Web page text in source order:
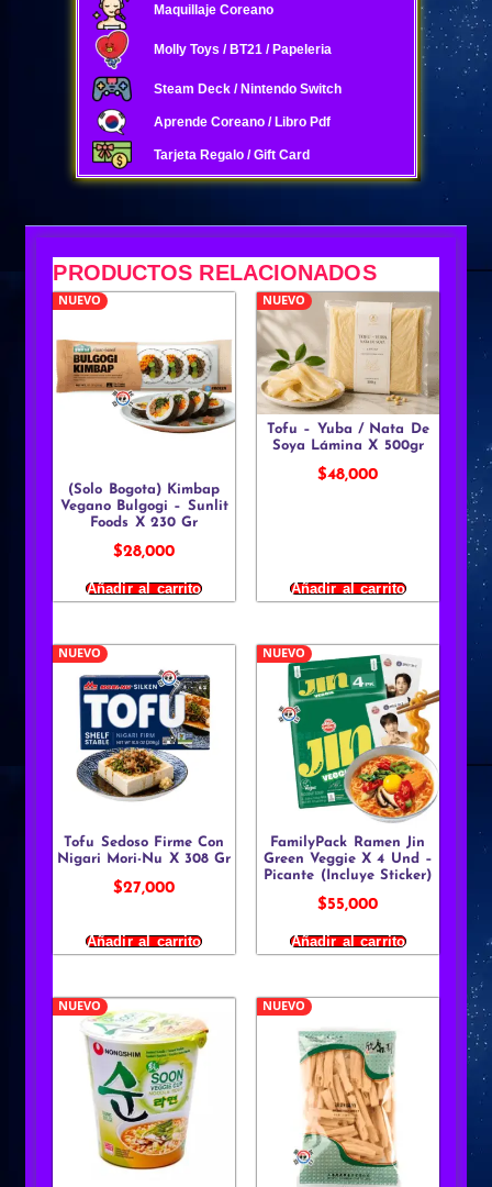
Maquillaje Coreano
Molly Toys / BT21 / Papeleria
Steam Deck / Nintendo Switch
Aprende Coreano / Libro Pdf
Tarjeta Regalo / Gift Card
PRODUCTOS RELACIONADOS
NUEVO
(Solo Bogota) Kimbap
Vegano Bulgogi – Sunlit
Foods X 230 Gr
$28,000
Añadir al carrito
NUEVO
Tofu – Yuba / Nata De
Soya Lámina X 500gr
$48,000
Añadir al carrito
NUEVO
Tofu Sedoso Firme Con
Nigari Mori-Nu X 308 Gr
$27,000
Añadir al carrito
NUEVO
FamilyPack Ramen Jin
Green Veggie X 4 Und –
Picante (Incluye Sticker)
$55,000
Añadir al carrito
NUEVO NUEVO